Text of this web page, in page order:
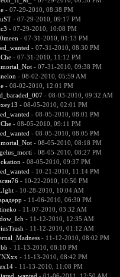
- 07-29-2010, 08:38 PM
- 07-29-2010, 09:17 PM
- 07-29-2010, 10:08 PM
- 07-31-2010, 01:13 PM
- 07-31-2010, 08:30 PM
Che- 07-31-2010, 11:12 PM
- 07-31-2010, 09:38 PM
- 08-02-2010, 05:59 AM
- 08-02-2010, 12:01 PM
- 08-03-2010, 09:32 AM
- 08-05-2010, 02:01 PM
- 08-05-2010, 08:01 PM
Che- 08-05-2010, 09:11 PM
- 08-05-2010, 08:05 PM
- 08-05-2010, 08:18 PM
- 08-05-2010, 08:27 PM
- 08-05-2010, 09:37 PM
- 10-21-2010, 11:14 PM
- 10-22-2010, 10:50 PM
- 10-28-2010, 10:04 AM
- 11-06-2010, 06:30 PM
- 11-07-2010, 03:32 AM
- 11-12-2010, 12:35 AM
- 11-12-2010, 01:12 AM
- 11-12-2010, 08:02 PM
- 11-13-2010, 08:10 PM
- 11-13-2010, 08:42 PM
- 11-13-2010, 11:08 PM